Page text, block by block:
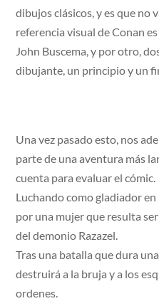
dibujos clásicos, y es que no
referencia visual de Conan
John Buscema, y por otro,
dibujante, un principio y un
Una vez pasado esto, nos
parte de una aventura más
cuenta para evaluar el cómic.
Luchando como gladiador
por una mujer que resulta
del demonio Razazel.
Tras una batalla que dura
destruirá a la bruja y a los
ordenes.